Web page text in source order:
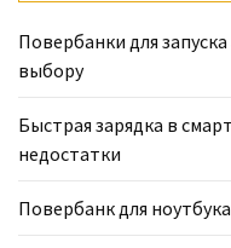
Повербанки для
выбору
Быстрая зарядка в
недостатки
Повербанк для ноутбука